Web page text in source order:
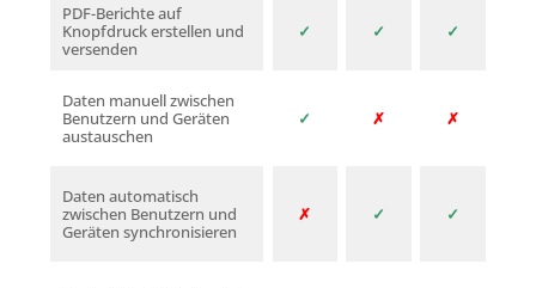
PDF-Berichte auf
Knopfdruck erstellen und
versenden
Daten manuell zwischen
Benutzern und Geräten
austauschen
Daten automatisch
zwischen Benutzern und
Geräten synchronisieren
✓
✓
✗
✓
✗
✓
✓
✗
✓